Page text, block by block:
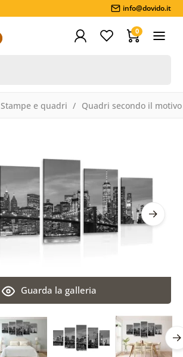
info@dovido.it
0
Stampe e quadri Quadri secondo il motivo
Guarda la galleria